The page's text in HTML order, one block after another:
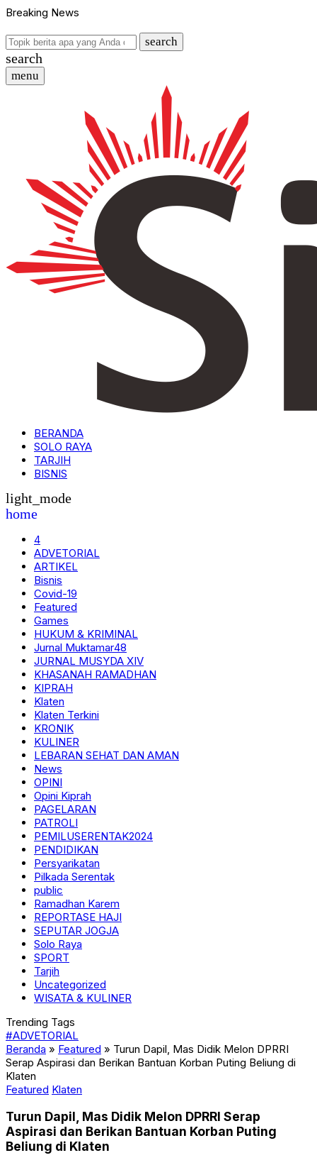
Breaking News
search
search
menu
BERANDA
SOLO RAYA
TARJIH
BISNIS
light_mode
home
4
ADVETORIAL
ARTIKEL
Bisnis
Covid-19
Featured
Games
HUKUM & KRIMINAL
Jurnal Muktamar48
JURNAL MUSYDA XIV
KHASANAH RAMADHAN
KIPRAH
Klaten
Klaten Terkini
KRONIK
KULINER
LEBARAN SEHAT DAN AMAN
News
OPINI
Opini Kiprah
PAGELARAN
PATROLI
PEMILUSERENTAK2024
PENDIDIKAN
Persyarikatan
Pilkada Serentak
public
Ramadhan Karem
REPORTASE HAJI
SEPUTAR JOGJA
Solo Raya
SPORT
Tarjih
Uncategorized
WISATA & KULINER
Trending Tags
#ADVETORIAL
Beranda » Featured » Turun Dapil, Mas Didik Melon DPRRI
Serap Aspirasi dan Berikan Bantuan Korban Puting Beliung di
Klaten
Featured Klaten
Turun Dapil, Mas Didik Melon DPRRI Serap
Aspirasi dan Berikan Bantuan Korban Puting
Beliung di Klaten